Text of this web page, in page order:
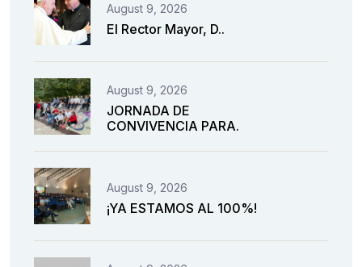
August 9, 2026
El Rector Mayor, D..
August 9, 2026
JORNADA DE
CONVIVENCIA PARA.
August 9, 2026
¡YA ESTAMOS AL 100%!